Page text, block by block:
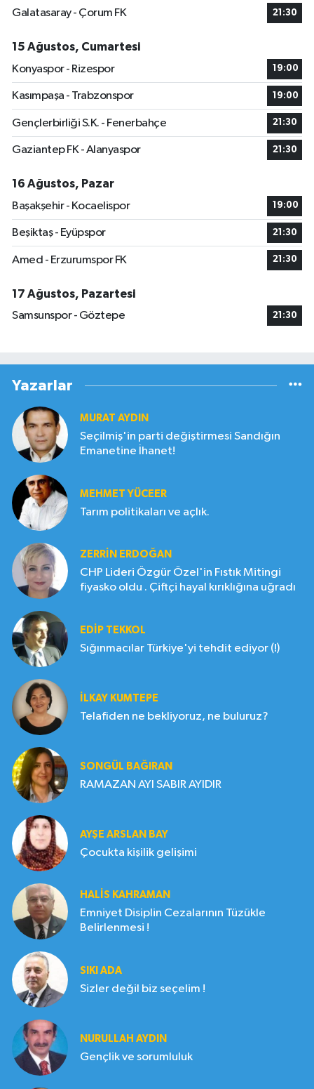
Galatasaray - Çorum FK 21:30
15 Ağustos, Cumartesi
Konyaspor - Rizespor
19:00
Kasımpaşa - Trabzonspor 19:00
Gençlerbirliği S.K. - Fenerbahçe 21:30
Gaziantep FK - Alanyaspor 21:30
16 Ağustos, Pazar
Başakşehir - Kocaelispor
19:00
Beşiktaş - Eyüpspor 21:30
Amed - Erzurumspor FK 21:30
17 Ağustos, Pazartesi
Samsunspor - Göztepe
21:30
Yazarlar
MURAT AYDIN
Seçilmiş'in parti değiştirmesi Sandığın
Emanetine İhanet!
MEHMET YÜCEER
Tarım politikaları ve açlık.
ZERRIN ERDOĞAN
CHP Lideri Özgür Özel'in Fıstık Mitingi
fiyasko oldu . Çiftçi hayal kırıklığına uğradı
EDIP TEKKOL
Sığınmacılar Türkiye'yi tehdit ediyor (!)
İLKAY KUMTEPE
Telafiden ne bekliyoruz, ne buluruz?
SONGÜL BAĞIRAN
RAMAZAN AYI SABIR AYIDIR
AYŞE ARSLAN BAY
Çocukta kişilik gelişimi
HALIS KAHRAMAN
Emniyet Disiplin Cezalarının Tüzükle
Belirlenmesi !
SIKI ADA
Sizler değil biz seçelim !
NURULLAH AYDIN
Gençlik ve sorumluluk